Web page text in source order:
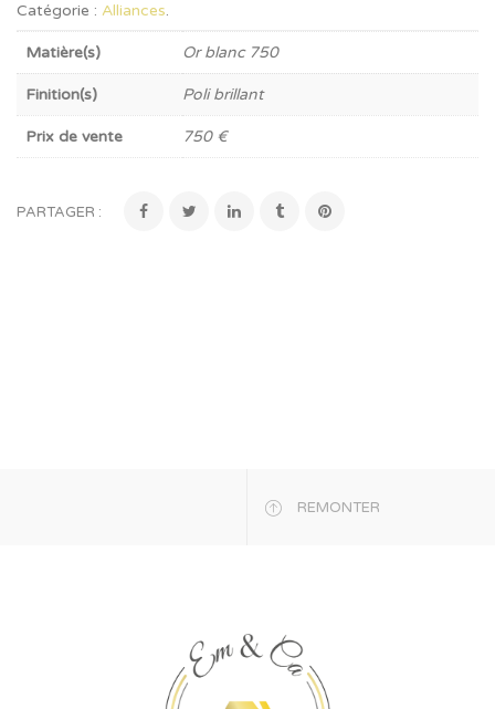
Catégorie : Alliances.
Matière(s) Or blanc 750
Finition(s) Poli brillant
Prix de vente 750 €
PARTAGER :
REMONTER